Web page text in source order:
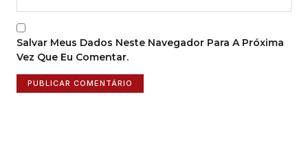
Salvar Meus Dados Neste Navegador Para A Próxima
Vez Que Eu Comentar.